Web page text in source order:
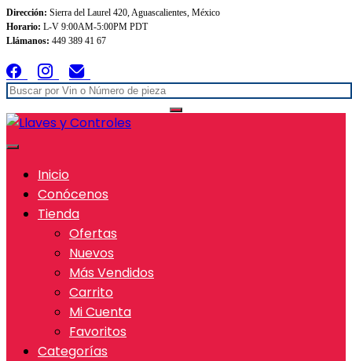
Dirección: Sierra del Laurel 420, Aguascalientes, México
Horario: L-V 9:00AM-5:00PM PDT
Llámanos: 449 389 41 67
Inicio
Conócenos
Tienda
Ofertas
Nuevos
Más Vendidos
Carrito
Mi Cuenta
Favoritos
Categorías